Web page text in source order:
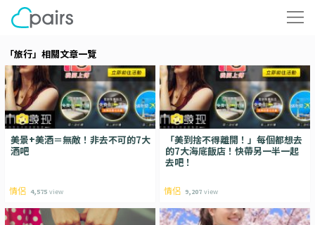
「旅行」相關文章一覽
美景+美酒＝無敵！非去不可的7大
酒吧
情侶 4,575 view
「美到捨不得離開！」每個都想去
的7大海底飯店！快帶另一半一起
去吧！
情侶 9,207 view